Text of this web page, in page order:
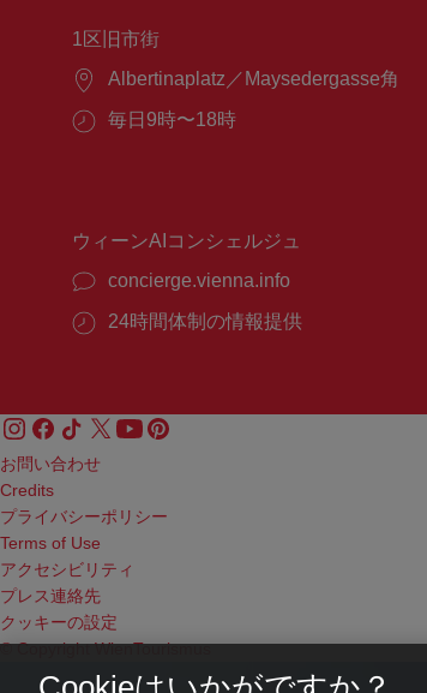
1区旧市街
場
所：
Albertinaplatz／Maysedergasse角
営
毎日9時〜18時
ウィーンAIコンシェルジュ
concierge.vienna.info
24時間体制の情報提供
お問い合わせ
Credits
プライバシーポリシー
Terms of Use
アクセシビリティ
プレス連絡先
クッキーの設定
© Copyright WienTourismus